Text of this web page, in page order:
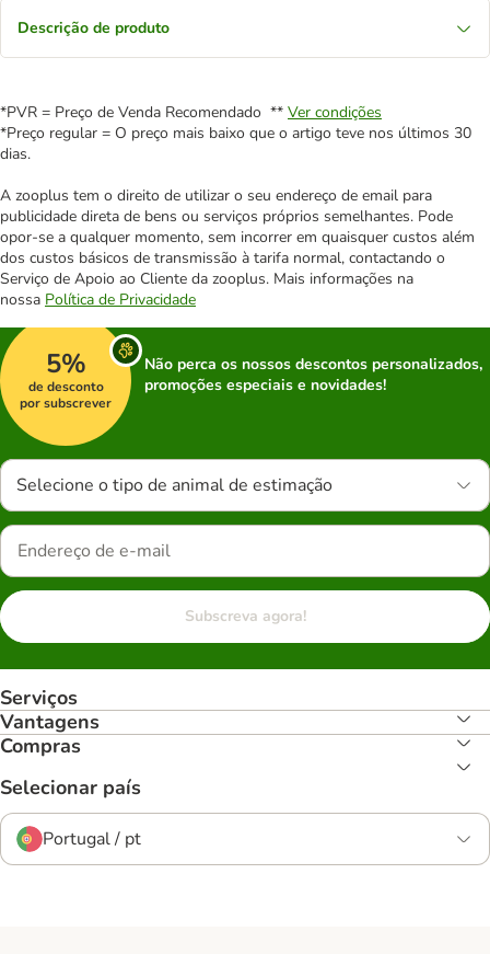
Descrição de produto
*PVR = Preço de Venda Recomendado ** Ver condições
*Preço regular = O preço mais baixo que o artigo teve nos últimos 30
dias.
A zooplus tem o direito de utilizar o seu endereço de email para
publicidade direta de bens ou serviços próprios semelhantes. Pode
opor-se a qualquer momento, sem incorrer em quaisquer custos além
dos custos básicos de transmissão à tarifa normal, contactando o
Serviço de Apoio ao Cliente da zooplus. Mais informações na
nossa Política de Privacidade
5%
de desconto
por subscrever
Não perca os nossos descontos personalizados,
promoções especiais e novidades!
Selecione o tipo de animal de estimação
Subscreva agora!
Serviços
Vantagens
Compras
Selecionar país
Portugal / pt